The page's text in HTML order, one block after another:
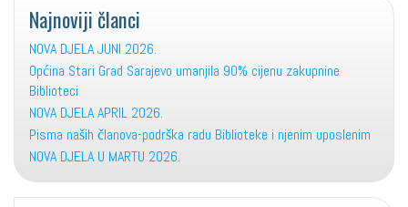
Najnoviji članci
NOVA DJELA JUNI 2026.
Općina Stari Grad Sarajevo umanjila 90% cijenu zakupnine
Biblioteci
NOVA DJELA APRIL 2026.
Pisma naših članova-podrška radu Biblioteke i njenim uposlenim
NOVA DJELA U MARTU 2026.